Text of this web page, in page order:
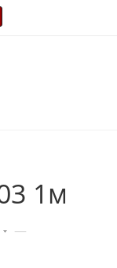
1м
—